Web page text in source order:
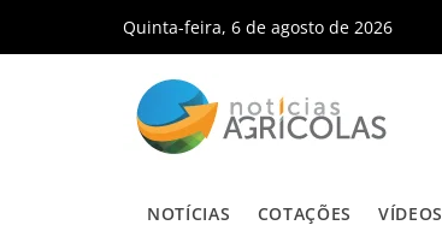
Quinta-feira, 6 de agosto de 2026
NOTÍCIAS COTAÇÕES VÍDEOS